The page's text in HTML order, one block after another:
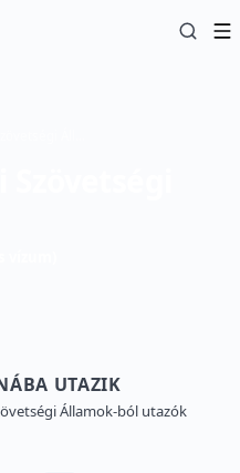
UTAZIK
Államok-ból utazók